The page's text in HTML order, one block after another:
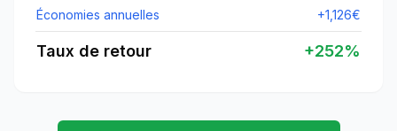
Économies annuelles +1,126€
Taux de retour +252%